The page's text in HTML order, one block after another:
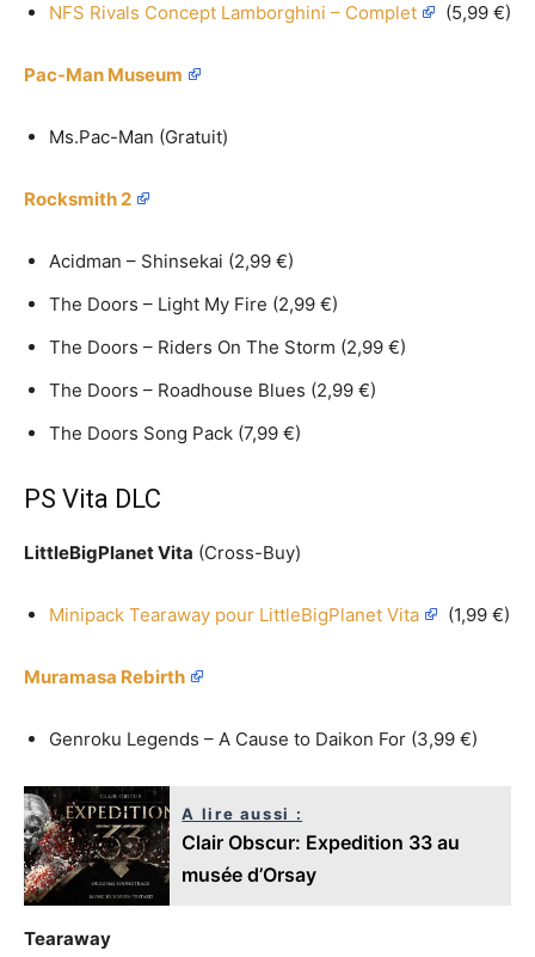
NFS Rivals Concept Lamborghini – Complet
(5,99 €)
Pac-Man Museum
Ms.Pac-Man (Gratuit)
Rocksmith 2
Acidman – Shinsekai (2,99 €)
The Doors – Light My Fire (2,99 €)
The Doors – Riders On The Storm (2,99 €)
The Doors – Roadhouse Blues (2,99 €)
The Doors Song Pack (7,99 €)
PS Vita DLC
LittleBigPlanet Vita (Cross-Buy)
Minipack Tearaway pour LittleBigPlanet Vita (1,99 €)
Muramasa Rebirth
Genroku Legends – A Cause to Daikon For (3,99 €)
A lire aussi :
Clair Obscur: Expedition 33 au
musée d’Orsay
Tearaway